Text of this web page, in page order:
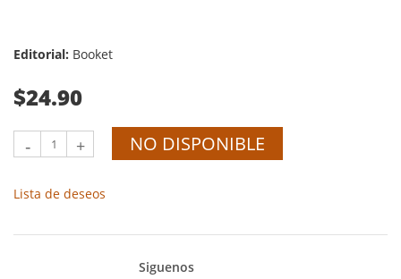
Editorial: Booket
$24.90
- + NO DISPONIBLE
Lista de deseos
Siguenos